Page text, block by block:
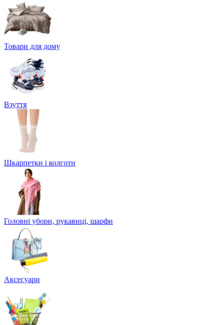
Товари для дому
Взуття
Шкарпетки і колготи
Головні убори, рукавиці, шарфи
Аксесуари